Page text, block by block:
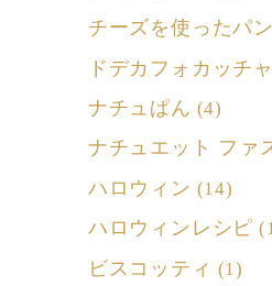
チーズを使ったパン
ドデカフォカッチャ
ナチュぱん (4)
ナチュエット ファ
ハロウィン (14)
ハロウィンレシピ
ビスコッティ (1)